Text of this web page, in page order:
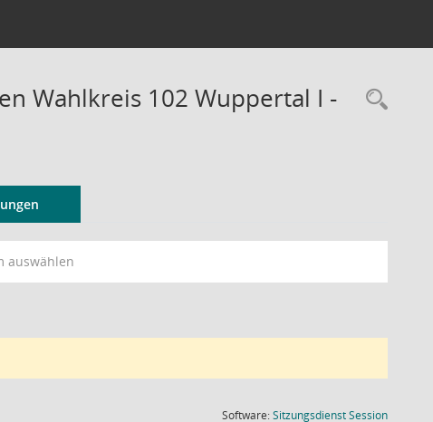
Wahlkreis 102 Wuppertal I -
auswählen
Software:SitzungsdienstSession(Wird in